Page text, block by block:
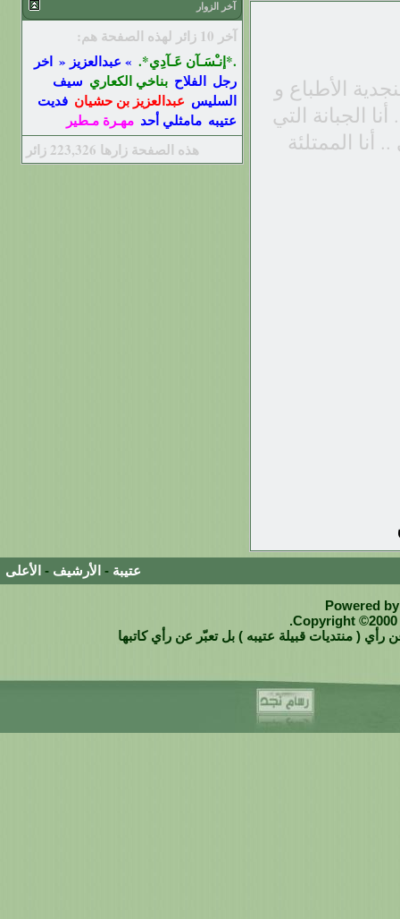
الأطباع و
الجبانة التي
أنا الممتلئة
آخر الزوار
آخر 10 زائر لهذه الصفحة هم:
.*إنـْسَـآن عَـآدِي*. » عبدالعزيز « اخر
رجل الفلاح بناخي الكعاري سيف
السليس عبدالعزيز بن حشيان فديت
عتيبه مامثلي أحد مهـرة مـطير
هذه الصفحة زارها 223,326 زائر
عتيبة - الأرشيف - الأعلى
Powered
Copyright ©2000
رأي ( منتديات قبيلة عتيبه ) بل تعبّر عن رأي كاتبها